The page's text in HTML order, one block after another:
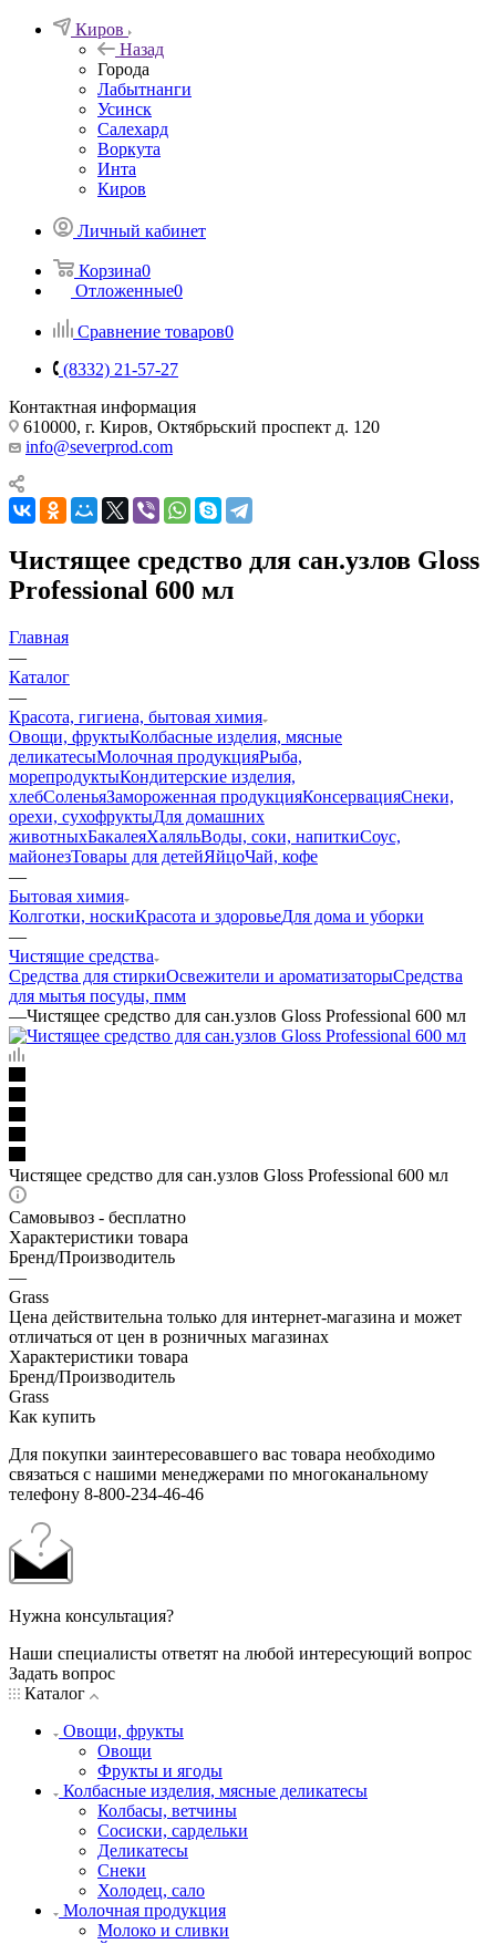
Киров
Назад
Города
Лабытнанги
Усинск
Салехард
Воркута
Инта
Киров
Личный кабинет
Корзина0
Отложенные0
Сравнение товаров0
(8332) 21-57-27
Контактная информация
610000, г. Киров, Октябрьский проспект д. 120
info@severprod.com
Чистящее средство для сан.узлов Gloss
Professional 600 мл
Главная
—
Каталог
—
Красота, гигиена, бытовая химия
Овощи, фруктыКолбасные изделия, мясные
деликатесыМолочная продукцияРыба,
морепродуктыКондитерские изделия,
хлебСоленьяЗамороженная продукцияКонсервацияСнеки,
орехи, сухофруктыДля домашних
животныхБакалеяХаляльВоды, соки, напиткиСоус,
майонезТовары для детейЯйцоЧай, кофе
—
Бытовая химия
Колготки, носкиКрасота и здоровьеДля дома и уборки
—
Чистящие средства
Средства для стиркиОсвежители и ароматизаторыСредства
для мытья посуды, пмм
—Чистящее средство для сан.узлов Gloss Professional 600 мл
Чистящее средство для сан.узлов Gloss Professional 600 мл
Самовывоз - бесплатно
Характеристики товара
Бренд/Производитель
—
Grass
Цена действительна только для интернет-магазина и может
отличаться от цен в розничных магазинах
Характеристики товара
Бренд/Производитель
Grass
Как купить
Для покупки заинтересовавшего вас товара необходимо
связаться с нашими менеджерами по многоканальному
телефону 8-800-234-46-46
Нужна консультация?
Наши специалисты ответят на любой интересующий вопрос
Задать вопрос
Каталог
Овощи, фрукты
Овощи
Фрукты и ягоды
Колбасные изделия, мясные деликатесы
Колбасы, ветчины
Сосиски, сардельки
Деликатесы
Снеки
Холодец, сало
Молочная продукция
Молоко и сливки